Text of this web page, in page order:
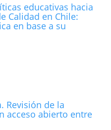
educativas hacia
Calidad en Chile:
en base a su
Revisión de la
acceso abierto entre